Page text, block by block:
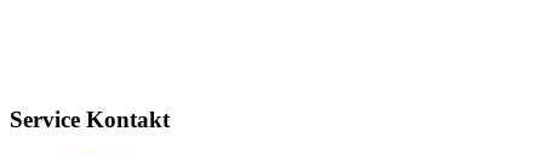
Service Kontakt